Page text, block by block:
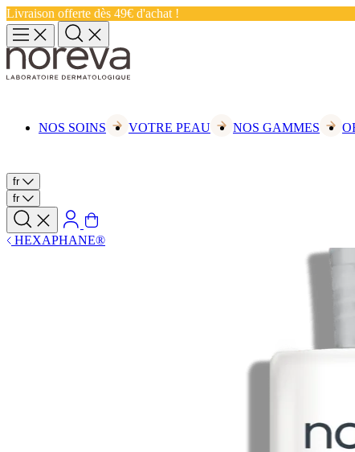
Livraison offerte dès 49€ d'achat !
NOS SOINS VOTRE PEAU NOS GAMMES
fr
fr
HEXAPHANE®